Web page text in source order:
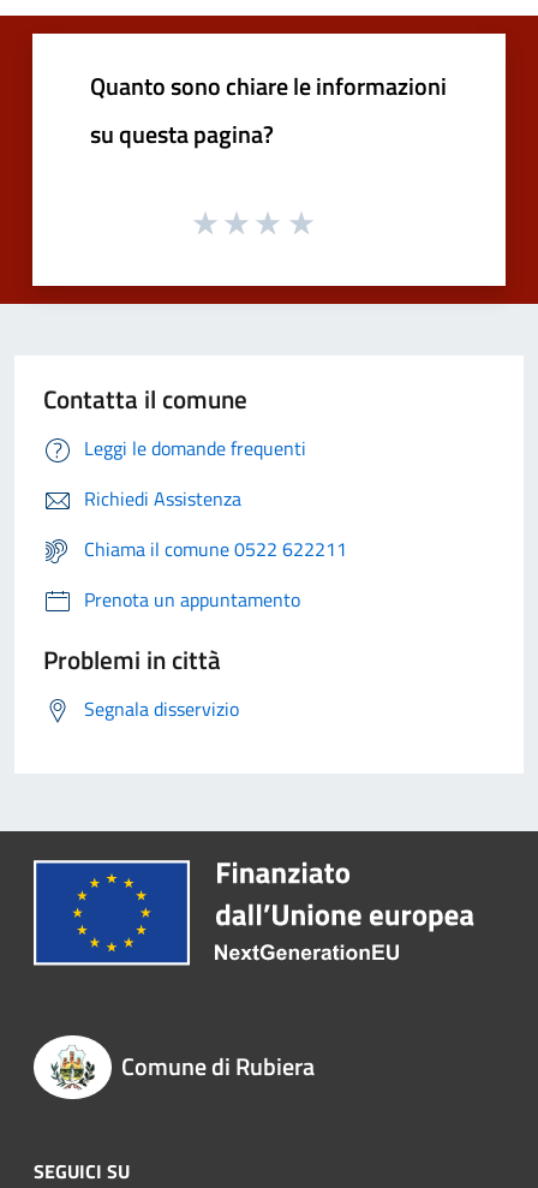
Quanto sono chiare le informazioni
su questa pagina?
Contatta il comune
Leggi le domande frequenti
Richiedi Assistenza
Chiama il comune 0522 622211
Prenota un appuntamento
Problemi in città
Segnala disservizio
Comune di Rubiera
SEGUICI SU